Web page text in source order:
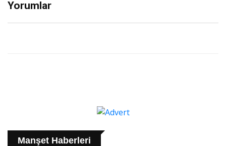
Yorumlar
Manşet Haberleri